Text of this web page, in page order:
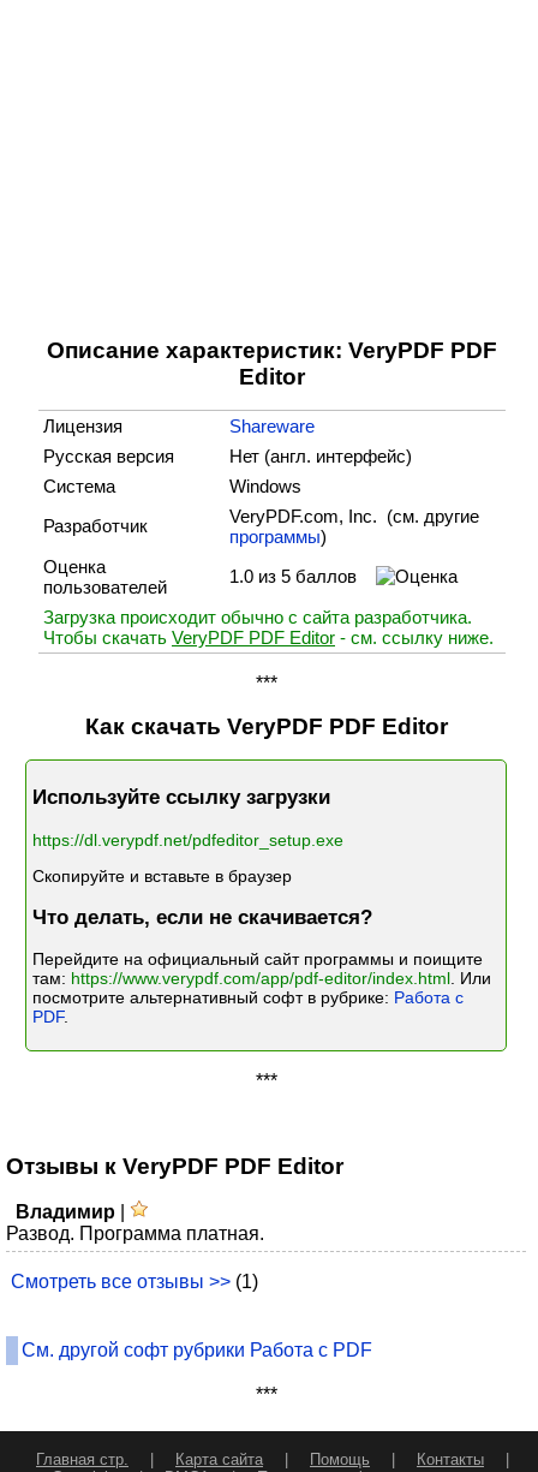
Описание характеристик: VeryPDF PDF
Editor
Лицензия
Shareware
Русская версия
Нет (англ. интерфейс)
Система
Windows
Разработчик
VeryPDF.com, Inc. (cм. другие
программы)
Оценка
пользователей
1.0 из 5 баллов
Загрузка происходит обычно с сайта разработчика.
Чтобы скачать VeryPDF PDF Editor - см. ссылку ниже.
***
Как скачать VeryPDF PDF Editor
Используйте ссылку загрузки
https://dl.verypdf.net/pdfeditor_setup.exe
Скопируйте и вставьте в браузер
Что делать, если не скачивается?
Перейдите на официальный сайт программы и поищите
там: https://www.verypdf.com/app/pdf-editor/index.html. Или
посмотрите альтернативный софт в рубрике: Работа с
PDF.
***
Отзывы к VeryPDF PDF Editor
Владимир
Развод. Программа платная.
Смотреть все отзывы >> (1)
См. другой софт рубрики Работа с PDF
***
Главная стр. Карта сайта Помощь Контакты